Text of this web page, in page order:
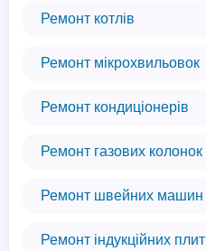
Ремонт котлів
Ремонт мікрохвильовок
Ремонт кондиціонерів
Ремонт газових колонок
Ремонт швейних машин
Ремонт індукційних плит